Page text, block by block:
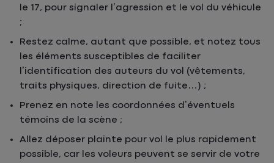
le 17, pour signaler l’agression et le vol du véhicule
;
Restez calme, autant que possible, et notez tous
les éléments susceptibles de faciliter
l’identification des auteurs du vol (vêtements,
traits physiques, direction de fuite…) ;
Prenez en note les coordonnées d’éventuels
témoins de la scène ;
Allez déposer plainte pour vol le plus rapidement
possible, car les voleurs peuvent se servir de votre